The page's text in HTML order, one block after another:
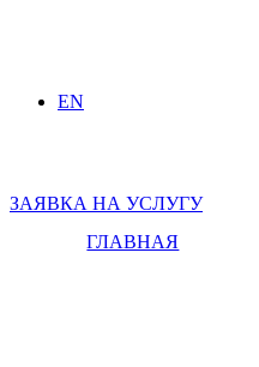
EN
ЗАЯВКА НА УСЛУГУ
ГЛАВНАЯ